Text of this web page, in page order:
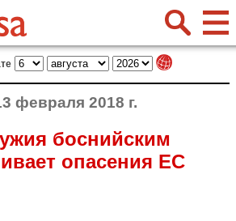
февраля 2018 г.
боснийским
опасения ЕС